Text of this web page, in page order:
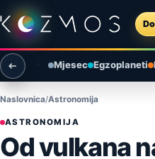
Preskoči na sadržaj
Otvori izbornik
Otvori pretragu
Mjesec Egzoplaneti
Naslovnica Astronomija
ASTRONOMIJA
Od vulkana